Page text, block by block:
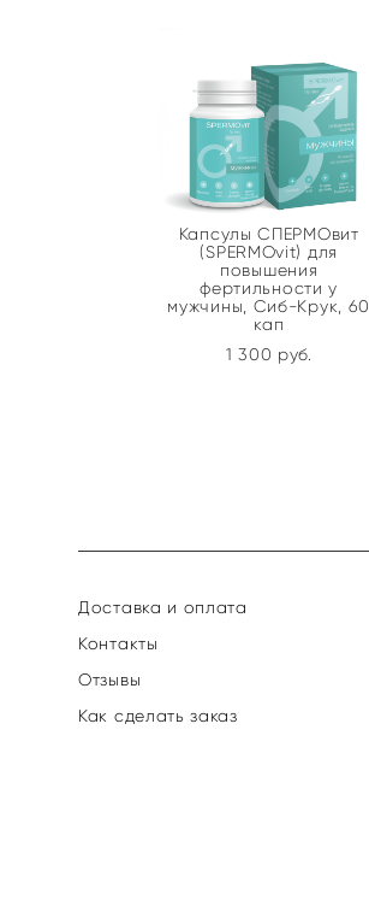
Капсулы СПЕРМОвит
(SPERMOvit) для
повышения
фертильности у
мужчины, Сиб-Крук, 60
кап
1 300 pуб.
Доставка и оплата
Контакты
Отзывы
Как сделать заказ